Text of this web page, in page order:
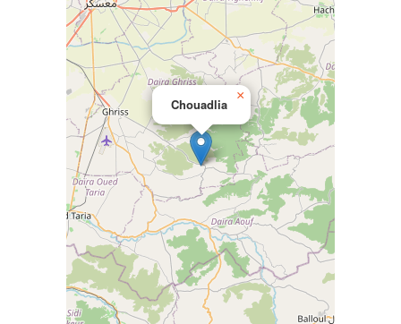
Chouadlia
×